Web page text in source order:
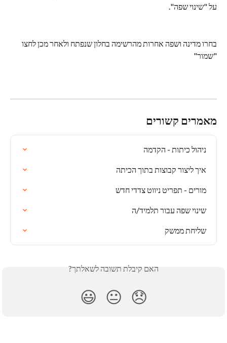
על "שינוי שפה".
בחרו מדינה ושפה אחרות מהרשימה בחלון שנפתח ולאחר מכן לחצו
"שמור"
מאמרים קשורים
ניהול כיתות - הקדמה
איך ליצור קבוצות בתוך הכיתה
מורים - תפריט ניווט צדדי חדש
שינוי שפה עבור תלמיד/ה
שליחת ממשק
האם קיבלת תשובה לשאלתך?
😞
😐
😃